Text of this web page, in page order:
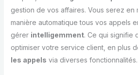
gestion de vos affaires. Vous serez en
manière automatique tous vos appels
gérer intelligemment. Ce qui signifie
optimiser votre service client, en plus
les appels via diverses fonctionnalités.